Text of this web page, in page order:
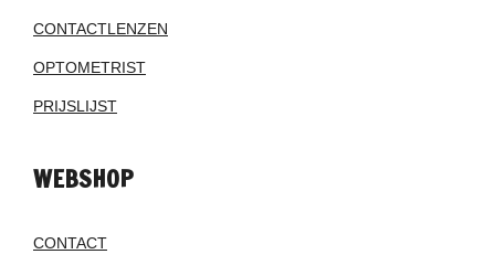
CONTACTLENZEN
OPTOMETRIST
PRIJSLIJST
WEBSHOP
CONTACT